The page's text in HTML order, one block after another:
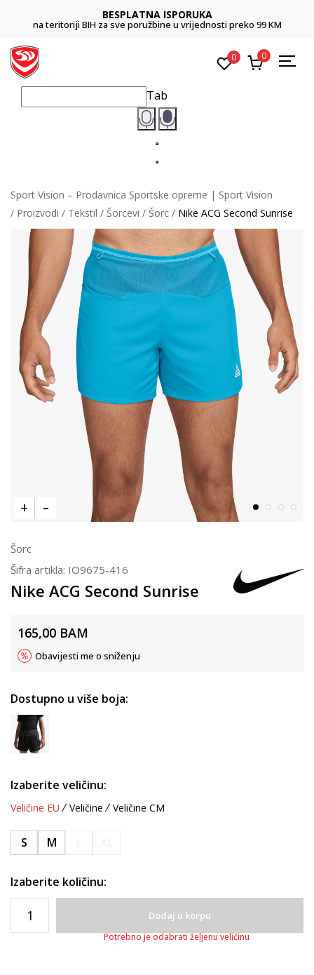
BESPLATNA ISPORUKA
na teritoriji BIH za sve poružbine u vrijednosti preko 99 KM
0 0
Tab
Sport Vision – Prodavnica Sportske opreme | Sport Vision
Proizvodi
Tekstil Šorcevi Šorc Nike ACG Second Sunrise
Šorc
Šifra artikla: IO9675-416
Nike ACG Second Sunrise
165,00 BAM
Obavijesti me o sniženju
Dostupno u više boja:
Izaberite veličinu:
Veličine EU Veličine Veličine CM
S M
Izaberite količinu:
Dodaj u korpu
Potrebno je odabrati željenu veličinu